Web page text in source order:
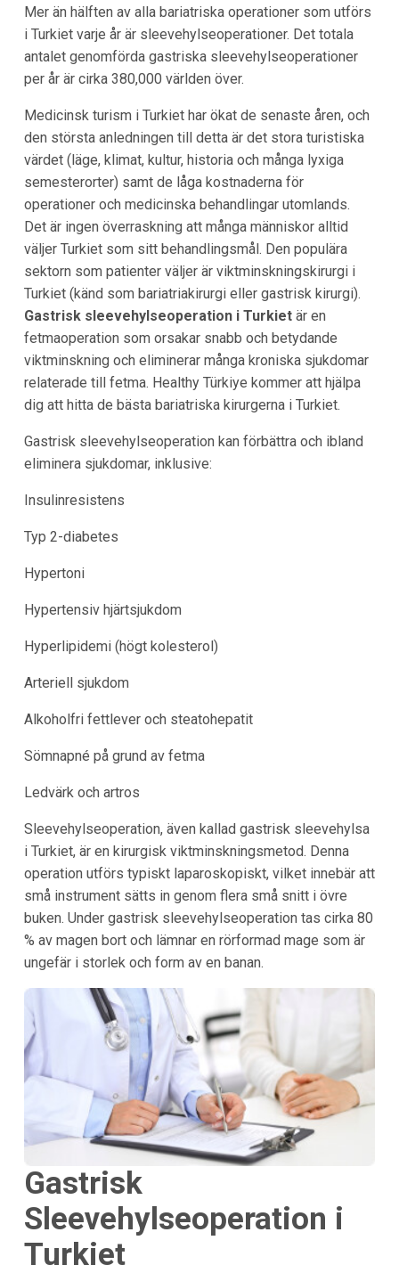
Mer än hälften av alla bariatriska operationer som utförs
i Turkiet varje år är sleevehylseoperationer. Det totala
antalet genomförda gastriska sleevehylseoperationer
per år är cirka 380,000 världen över.
Medicinsk turism i Turkiet har ökat de senaste åren, och
den största anledningen till detta är det stora turistiska
värdet (läge, klimat, kultur, historia och många lyxiga
semesterorter) samt de låga kostnaderna för
operationer och medicinska behandlingar utomlands.
Det är ingen överraskning att många människor alltid
väljer Turkiet som sitt behandlingsmål. Den populära
sektorn som patienter väljer är viktminskningskirurgi i
Turkiet (känd som bariatriakirurgi eller gastrisk kirurgi).
Gastrisk sleevehylseoperation i Turkietär en
fetmaoperation som orsakar snabb och betydande
viktminskning och eliminerar många kroniska sjukdomar
relaterade till fetma. Healthy Türkiye kommer att hjälpa
dig att hitta de bästa bariatriska kirurgerna i Turkiet.
Gastrisk sleevehylseoperation kan förbättra och ibland
eliminera sjukdomar, inklusive:
Insulinresistens
Typ 2-diabetes
Hypertoni
Hypertensiv hjärtsjukdom
Hyperlipidemi (högt kolesterol)
Arteriell sjukdom
Alkoholfri fettlever och steatohepatit
Sömnapné på grund av fetma
Ledvärk och artros
Sleevehylseoperation, även kallad gastrisk sleevehylsa
i Turkiet, är en kirurgisk viktminskningsmetod. Denna
operation utförs typiskt laparoskopiskt, vilket innebär att
små instrument sätts in genom flera små snitt i övre
buken. Under gastrisk sleevehylseoperation tas cirka 80
% av magen bort och lämnar en rörformad mage som är
ungefär i storlek och form av en banan.
Gastrisk
Sleevehylseoperation i
Turkiet